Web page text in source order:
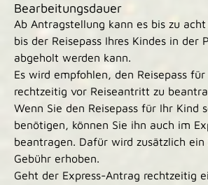
Bearbeitungsdauer
Ab Antragstellung kann es bis zu
bis der Reisepass Ihres Kindes in der
abgeholt werden kann.
Es wird empfohlen, den Reisepass für
rechtzeitig vor Reiseantritt zu
Wenn Sie den Reisepass für Ihr Kind
benötigen, können Sie ihn auch im
beantragen. Dafür wird zusätzlich ein
Gebühr erhoben.
Geht der Express-Antrag rechtzeitig